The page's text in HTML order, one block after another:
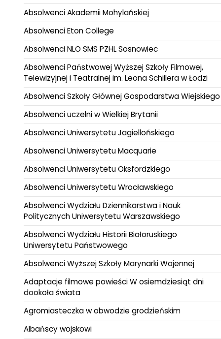
Absolwenci Akademii Mohylańskiej
Absolwenci Eton College
Absolwenci NLO SMS PZHL Sosnowiec
Absolwenci Państwowej Wyższej Szkoły Filmowej,
Telewizyjnej i Teatralnej im. Leona Schillera w Łodzi
Absolwenci Szkoły Głównej Gospodarstwa Wiejskiego
Absolwenci uczelni w Wielkiej Brytanii
Absolwenci Uniwersytetu Jagiellońskiego
Absolwenci Uniwersytetu Macquarie
Absolwenci Uniwersytetu Oksfordzkiego
Absolwenci Uniwersytetu Wrocławskiego
Absolwenci Wydziału Dziennikarstwa i Nauk
Politycznych Uniwersytetu Warszawskiego
Absolwenci Wydziału Historii Białoruskiego
Uniwersytetu Państwowego
Absolwenci Wyższej Szkoły Marynarki Wojennej
Adaptacje filmowe powieści W osiemdziesiąt dni
dookoła świata
Agromiasteczka w obwodzie grodzieńskim
Albańscy wojskowi